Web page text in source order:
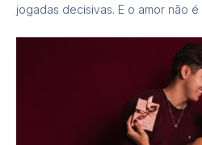
jogadas decisivas. E o amor não